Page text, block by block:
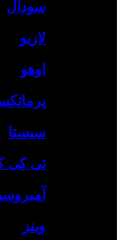
سودال
لازیو
اوهو
سیستا
تی کی
وینز